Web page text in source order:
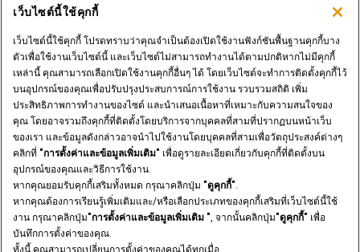
ต้องการเป็นตัวแทนจำหน่ายหรือไม่?
ส่งคำขอของคุณ
ประกาศทางกฎหมาย
ข้อกำหนดและเงื่อนไข
นโยบายความเป็นส่วนตัวของ
การตั้งค่าและข้อมูลเพิ่มเติม
© 2026 CNH Industrial America LLC. All Rights Reserved. CASE and CNH
Capital are registered trademarks of CNH Industrial America LLC.
เว็บไซต์นี้ใช้คุกกี้
เว็บไซต์นี้ใช้คุกกี้ โปรดทราบว่าคุณจำเป็นต้องเปิดใช้งานฟังก์ชันพื้นฐานคุกกี้บาง
ตัวเพื่อใช้งานเว็บไซต์นี้ และเว็บไซต์ไม่สามารถทำงานได้ตามปกติหากไม่มีคุกกี้
เหล่านี้ คุณสามารถเลือกเปิดใช้งานคุกกี้อื่นๆ ได้ โดยเว็บไซต์จะทำการติดตั้งคุกกี้ไว้
บนอุปกรณ์ของคุณเพื่อปรับปรุงประสบการณ์การใช้งาน รวบรวมสถิติ เพิ่ม
ประสิทธิภาพการทำงานของไซต์ และนำเสนอเนื้อหาที่เหมาะกับความสนใจของ
คุณ โดยอาจรวมถึงคุกกี้ที่ติดตั้งโดยบริการจากบุคคลที่สามที่ปรากฏบนหน้าเว็บ
ของเรา และข้อมูลดังกล่าวอาจนำไปใช้งานโดยบุคคลที่สามเพื่อวัตถุประสงค์ต่างๆ
คลิกที่ "การตั้งค่าและข้อมูลเพิ่มเติม" เพื่อดูรายละเอียดเกี่ยวกับคุกกี้ที่ติดตั้งบน
อุปกรณ์ของคุณและวิธีการใช้งาน.
หากคุณยอมรับคุกกี้เสริมทั้งหมด กรุณาคลิกปุ่ม "ดูคุกกี้".
หากคุณต้องการเรียนรู้เพิ่มเติมและ/หรือเลือกประเภทของคุกกี้เสริมที่เว็บไซต์นี้ใช้
งาน กรุณาคลิกปุ่ม"การตั้งค่าและข้อมูลเพิ่มเติม ", จากนั้นคลิกปุ่ม"ดูคุกกี้" เพื่อ
บันทึกการตั้งค่าของคุณ.
ทั้งนี้ คุณสามารถเปลี่ยนการตั้งค่าของคุณได้ทุกเมื่อ